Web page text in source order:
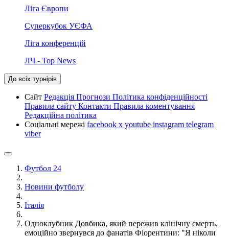
Ліга Європи
Суперкубок УЄФА
Ліга конференцій
ЛЧ - Top News
До всіх турнірів
Сайт Редакція Прогнози Політика конфіденційності
Правила сайту Контакти Правила коментування
Редакційна політика
Соціальні мережі facebook x youtube instagram telegram
viber
Футбол 24
Новини футболу
Італія
Одноклубник Довбика, який пережив клінічну смерть,
емоційно звернувся до фанатів Фіорентини: "Я ніколи